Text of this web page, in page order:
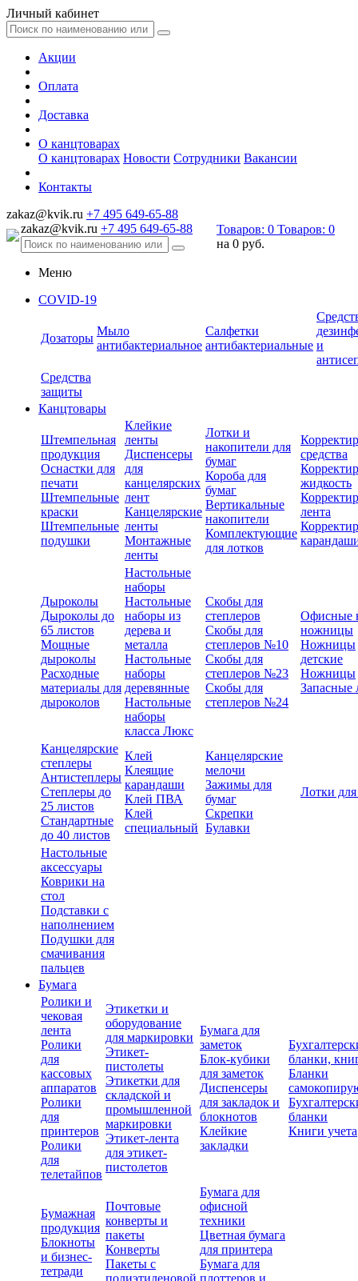
Личный кабинет
Акции
Оплата
Доставка
О канцтоварах
О канцтоварах Новости Сотрудники Вакансии
Контакты
zakaz@kvik.ru +7 495 649-65-88
zakaz@kvik.ru +7 495 649-65-88 Товаров: 0 Товаров: 0
на 0 руб.
Меню
COVID-19
Дозаторы
Мыло
антибактериальное
Салфетки
антибактериальные и
Средства
защиты
Канцтовары
Штемпельная
продукция
Оснастки для
печати
Штемпельные
краски
Штемпельные
подушки
Клейкие
ленты
Диспенсеры
для
канцелярских
лент
Канцелярские
ленты
Монтажные
ленты
Лотки и
накопители для
бумаг
Короба для
бумаг
Вертикальные
накопители
Комплектующие
для лотков
средства
жидкость
лента
Дыроколы
Дыроколы до
65 листов
Мощные
дыроколы
Расходные
материалы для
дыроколов
Настольные
наборы
Настольные
наборы из
дерева и
металла
Настольные
наборы
деревянные
Настольные
наборы
класса Люкс
Скобы для
степлеров
Скобы для
степлеров №10
Скобы для
степлеров №23
Скобы для
степлеров №24
Офисные
ножницы
Ножницы
детские
Ножницы
Запасные
Канцелярские
степлеры
Антистеплеры
Степлеры до
25 листов
Стандартные
до 40 листов
Клей
Клеящие
карандаши
Клей ПВА
Клей
специальный
Канцелярские
мелочи
Зажимы для
бумаг
Скрепки
Булавки
Лотки
Настольные
аксессуары
Коврики на
стол
Подставки с
наполнением
Подушки для
смачивания
пальцев
Бумага
Ролики и
чековая
лента
Ролики
для
кассовых
аппаратов
Ролики
для
принтеров
Ролики
для
телетайпов
Этикетки и
оборудование
для маркировки
Этикет-
пистолеты
Этикетки для
складской и
промышленной
маркировки
Этикет-лента
для этикет-
пистолетов
Бумага для
заметок
Блок-кубики
для заметок
Диспенсеры
для закладок и
блокнотов
Клейкие
закладки
бланки,
Бланки
бланки
Книги учета
Бумажная
продукция
Блокноты
и бизнес-
тетради
Почтовые
конверты и
пакеты
Конверты
Пакеты с
полиэтиленовой
Бумага для
офисной
техники
Цветная бумага
для принтера
Бумага для
плоттеров и